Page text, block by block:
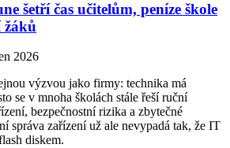
šetří čas učitelům, peníze škole
žáků
2026
výzvou jako firmy: technika má
se v mnoha školách stále řeší ruční
bezpečnostní rizika a zbytečné
správa zařízení už ale nevypadá tak, že IT
diskem.